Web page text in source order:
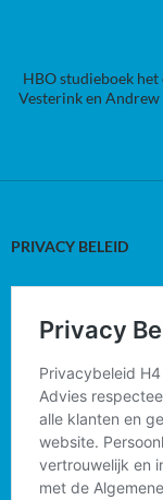
HBO studieboek
Vesterink en
PRIVACY BELEID